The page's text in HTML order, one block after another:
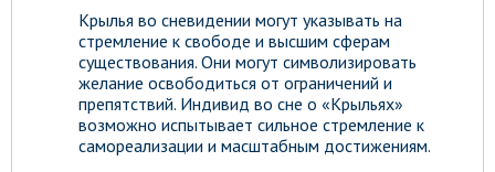
Крылья во сневидении могут указывать на
стремление к свободе и высшим сферам
существования. Они могут символизировать
желание освободиться от ограничений и
препятствий. Индивид во сне о «Крыльях»
возможно испытывает сильное стремление к
самореализации и масштабным достижениям.